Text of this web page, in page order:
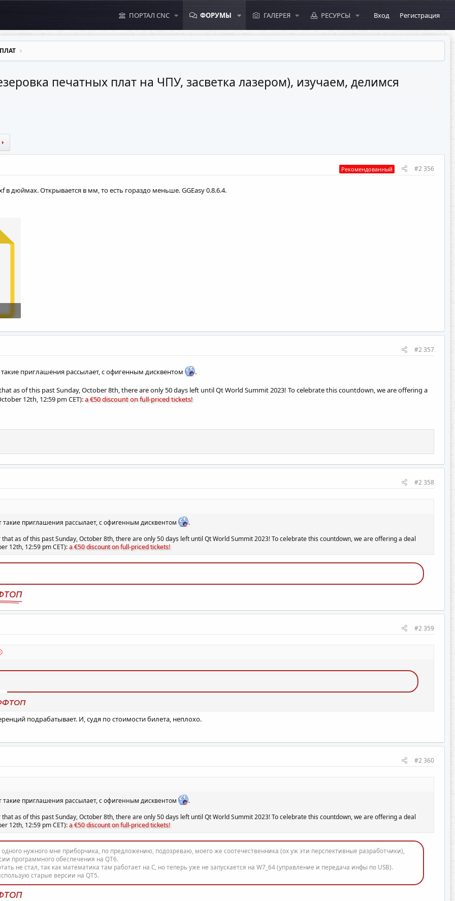
ПОРТАЛ CNC ФОРУМЫ ГАЛЕРЕЯ РЕСУРСЫ Вход Регистрация
печатных плат на ЧПУ, засветка лазером), изучаем, делимся
Рекомендованный #2 356
в дюймах. Открывается в мм, то есть гораздо меньше. GGEasy 0.8.6.4.
#2 357
такие приглашения рассылает, с офигенным дисквентом
.
as of this past Sunday, October 8th, there are only 50 days left until Qt World Summit 2023! To celebrate this countdown, we are offering a
12th, 12:59 pm CET):a €50 discount on full-priced tickets!
#2 358
такие приглашения рассылает, с офигенным дисквентом
.
as of this past Sunday, October 8th, there are only 50 days left until Qt World Summit 2023! To celebrate this countdown, we are offering a deal
12th, 12:59 pm CET):a €50 discount on full-priced tickets!
#2 359
подрабатывает. И, судя по стоимости билета, неплохо.
#2 360
такие приглашения рассылает, с офигенным дисквентом
.
as of this past Sunday, October 8th, there are only 50 days left until Qt World Summit 2023! To celebrate this countdown, we are offering a deal
12th, 12:59 pm CET):a €50 discount on full-priced tickets!
нужного мне приборчика, по предложению, подозреваю, моего же соотечественника (ох уж эти перспективные разработчики),
программного обеспечения на QT6.
не стал, так как математика там работает на С, но теперь уже не запускается на W7_64 (управление и передача инфы по USB).
старые версии на QT5.